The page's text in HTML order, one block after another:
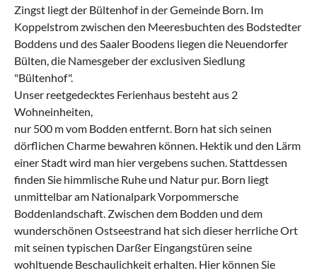
Zingst liegt der Bültenhof in der Gemeinde Born. Im
Koppelstrom zwischen den Meeresbuchten des Bodstedter
Boddens und des Saaler Boodens liegen die Neuendorfer
Bülten, die Namesgeber der exclusiven Siedlung
"Bültenhof".
Unser reetgedecktes Ferienhaus besteht aus 2
Wohneinheiten,
nur 500 m vom Bodden entfernt. Born hat sich seinen
dörflichen Charme bewahren können. Hektik und den Lärm
einer Stadt wird man hier vergebens suchen. Stattdessen
finden Sie himmlische Ruhe und Natur pur. Born liegt
unmittelbar am Nationalpark Vorpommersche
Boddenlandschaft. Zwischen dem Bodden und dem
wunderschönen Ostseestrand hat sich dieser herrliche Ort
mit seinen typischen Darßer Eingangstüren seine
wohltuende Beschaulichkeit erhalten. Hier können Sie